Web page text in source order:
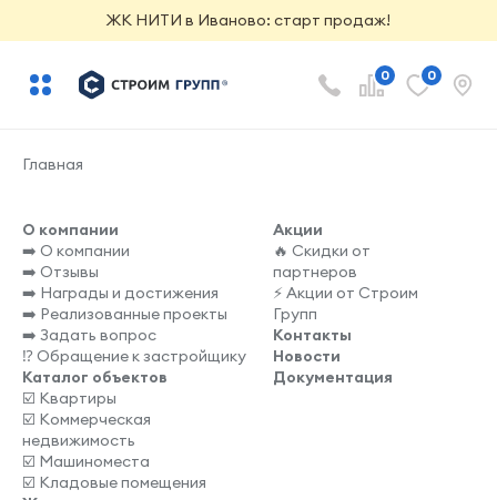
ЖК НИТИ в Иваново: старт продаж!
0 0
Главная
О компании
➡️ О компании
➡️ Отзывы
➡️ Награды и достижения
➡️ Реализованные проекты
➡️ Задать вопрос
⁉️ Обращение к застройщику
Каталог объектов
☑️ Квартиры
☑️ Коммерческая
недвижимость
☑️ Машиноместа
☑️ Кладовые помещения
Акции
🔥 Скидки от
партнеров
⚡️ Акции от Строим
Групп
Контакты
Новости
Документация